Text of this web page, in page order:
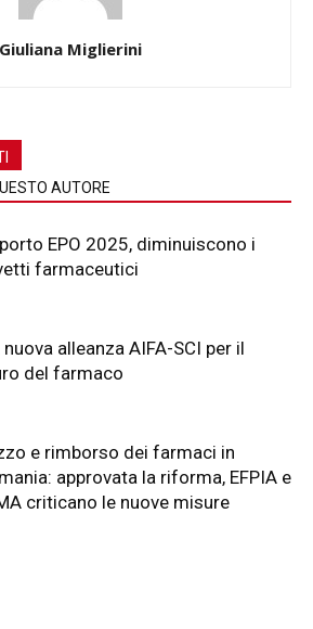
Giuliana Miglierini
AUTORE
EPO 2025, diminuiscono i
farmaceutici
nuova alleanza AIFA-SCI per il
del farmaco
e rimborso dei farmaci in
approvata la riforma, EFPIA e
criticano le nuove misure